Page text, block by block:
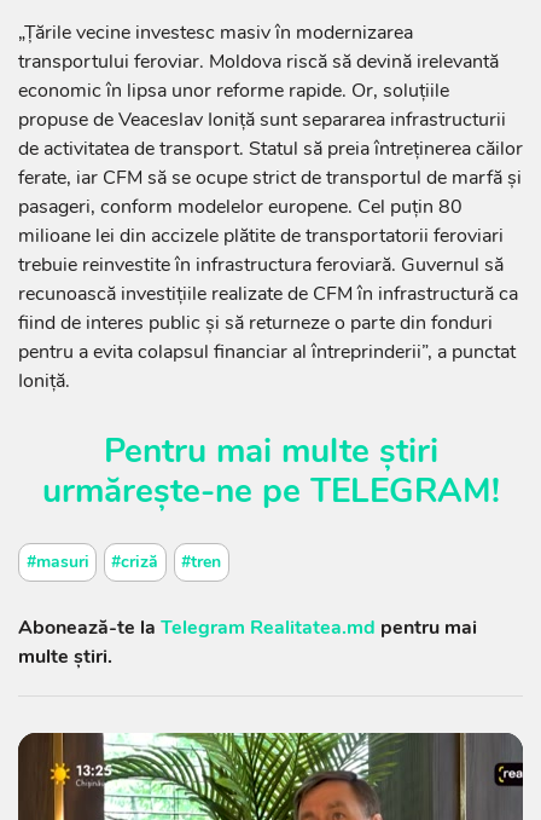
„Țările vecine investesc masiv în modernizarea
transportului feroviar. Moldova riscă să devină irelevantă
economic în lipsa unor reforme rapide. Or, soluțiile
propuse de Veaceslav Ioniță sunt separarea infrastructurii
de activitatea de transport. Statul să preia întreținerea căilor
ferate, iar CFM să se ocupe strict de transportul de marfă și
pasageri, conform modelelor europene. Cel puțin 80
milioane lei din accizele plătite de transportatorii feroviari
trebuie reinvestite în infrastructura feroviară. Guvernul să
recunoască investițiile realizate de CFM în infrastructură ca
fiind de interes public și să returneze o parte din fonduri
pentru a evita colapsul financiar al întreprinderii”, a punctat
Ioniță.
Pentru mai multe știri
urmărește-ne pe TELEGRAM!
#masuri #criză #tren
Abonează-te la Telegram Realitatea.md pentru mai
multe știri.